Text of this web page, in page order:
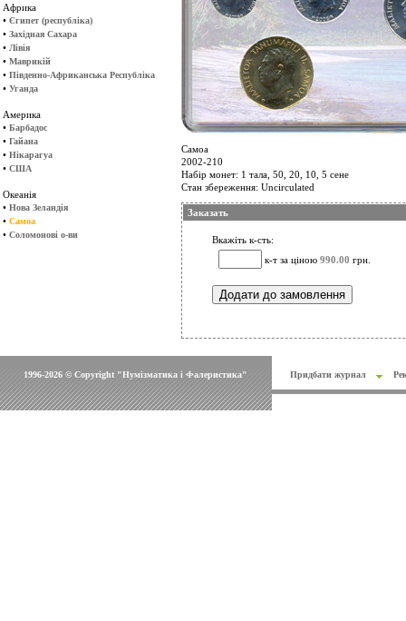
Африка
• Єгипет (республіка)
• Західная Сахара
• Лівія
• Маврикій
• Південно-Африканська Республіка
• Уганда
Америка
• Барбадос
• Гайана
• Нікарагуа
• США
Океанія
• Нова Зеландія
• Самоа
• Соломонові о-ви
Самоа
2002-210
Набір монет: 1 тала, 50, 20, 10, 5 сене
Стан збереження: Uncirculated
Заказать
Вкажіть к-сть:
к-т за ціною 990.00 грн.
1996-2026 © Copyright "Нумізматика і Фалеристика" Придбати журнал